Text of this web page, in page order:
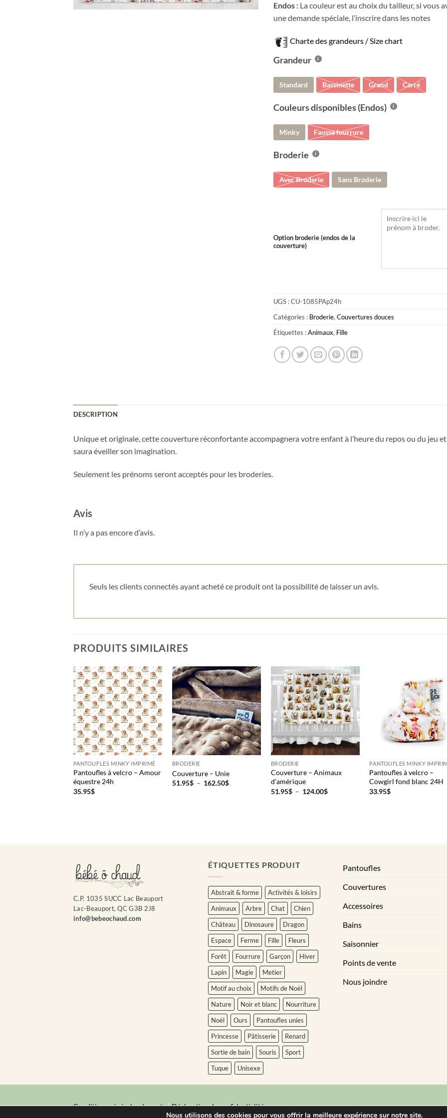
Endos :La couleur est au choix du tailleur, si vous
une demande spéciale, l’inscrire dans les notes
Charte des grandeurs / Size chart
Grandeur
Standard Bassinette Grand Carré
Couleurs disponibles (Endos)
Minky Fausse fourrure
Broderie
Avec Broderie Sans Broderie
Option broderie (endos de la
couverture)
UGS :CU-1085PAp24h
Catégories : Broderie, Couvertures douces
Étiquettes :Animaux, Fille
DESCRIPTION
Unique et originale, cette couverture réconfortante accompagnera votre enfant à l’heure du repos ou du jeu et
saura éveiller son imagination.
Seulement les prénoms seront acceptés pour les broderies.
Avis
Il n’y a pas encore d’avis.
Seuls les clients connectés ayant acheté ce produit ont la possibilité de laisser un avis.
PRODUITS SIMILAIRES
PANTOUFLES MINKY IMPRIMÉ
Pantoufles à velcro – Amour
équestre 24h
35.95$
BRODERIE
Couverture – Unie
51.95$ – 162.50$Plage
BRODERIE
Couverture – Animaux
d’amérique
51.95$ – 124.00$Plage
PANTOUFLES MINKY
Pantoufles à velcro –
Cowgirl fond blanc 24H
33.95$
C.P. 1035 SUCC Lac Beauport
Lac-Beauport, QC G3B 2J8
info@bebeochaud.com
ÉTIQUETTES PRODUIT
Abstrait & forme
Activités & loisirs
Animaux
Arbre Chat
Chien
Château
Dinosaure
Dragon
Espace
Ferme Fille
Fleurs
Forêt
Fourrure Garçon
Hiver
Lapin
Magie
Metier
Motif au choix
Motifs de Noël
Nature
Noir et blanc
Nourriture
Noël
Ours
Pantoufles unies
Princesse
Pâtisserie
Renard
Sortie de bain
Souris
Sport
Tuque
Unisexe
Pantoufles
Couvertures
Accessoires
Bains
Saisonnier
Points de vente
Nous joindre
Conditions générales de vente|Déclaration de confidentialité
Nous utilisons des cookies pour vous offrir la meilleure expérience sur notre site.
Courriel*
Nom